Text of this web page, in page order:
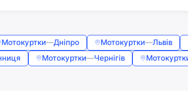
Мотокуртки—Дніпро Мотокуртки—Львів
Мотокуртки—Чернігів
Увійти